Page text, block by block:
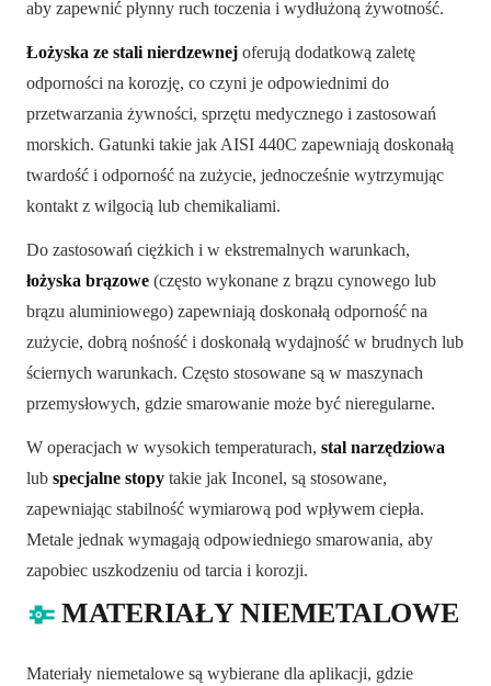
aby zapewnić płynny ruch toczenia i wydłużoną żywotność.
Łożyska ze stali nierdzewnej oferują dodatkową zaletę
odporności na korozję, co czyni je odpowiednimi do
przetwarzania żywności, sprzętu medycznego i zastosowań
morskich. Gatunki takie jak AISI 440C zapewniają doskonałą
twardość i odporność na zużycie, jednocześnie wytrzymując
kontakt z wilgocią lub chemikaliami.
Do zastosowań ciężkich i w ekstremalnych warunkach,
łożyska brązowe (często wykonane z brązu cynowego lub
brązu aluminiowego) zapewniają doskonałą odporność na
zużycie, dobrą nośność i doskonałą wydajność w brudnych lub
ściernych warunkach. Często stosowane są w maszynach
przemysłowych, gdzie smarowanie może być nieregularne.
W operacjach w wysokich temperaturach, stal narzędziowa
lub specjalne stopy takie jak Inconel, są stosowane,
zapewniając stabilność wymiarową pod wpływem ciepła.
Metale jednak wymagają odpowiedniego smarowania, aby
zapobiec uszkodzeniu od tarcia i korozji.
MATERIAŁY NIEMETALOWE
Materiały niemetalowe są wybierane dla aplikacji, gdzie